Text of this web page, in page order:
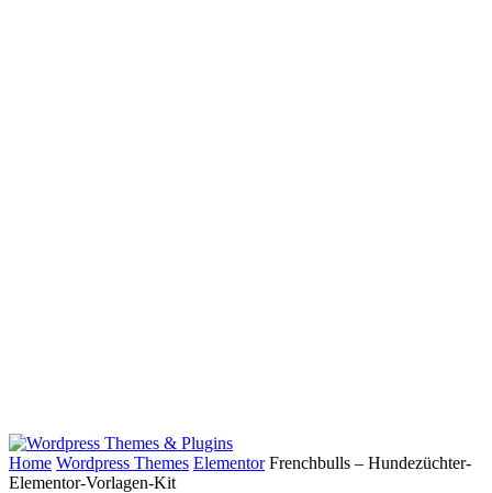
Home Wordpress Themes Elementor Frenchbulls – Hundezüchter-
Elementor-Vorlagen-Kit